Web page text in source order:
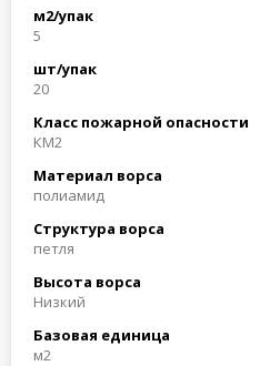
м2/упак
5
шт/упак
20
Класс пожарной опасности
КМ2
Материал ворса
полиамид
Структура ворса
петля
Высота ворса
Низкий
Базовая единица
м2